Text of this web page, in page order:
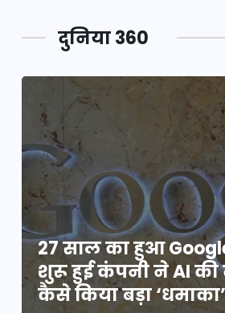
दुनिया 360
27 साल का हुआ
शुरू हुई कंपनी ने AI की
कैसे किया बड़ा ‘धमाका’